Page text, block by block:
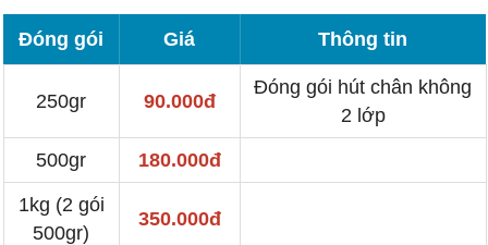
Đóng gói Giá Thông tin
250gr 90.000đ
Đóng gói hút chân không
2 lớp
500gr 180.000đ
1kg (2 gói
500gr)
350.000đ